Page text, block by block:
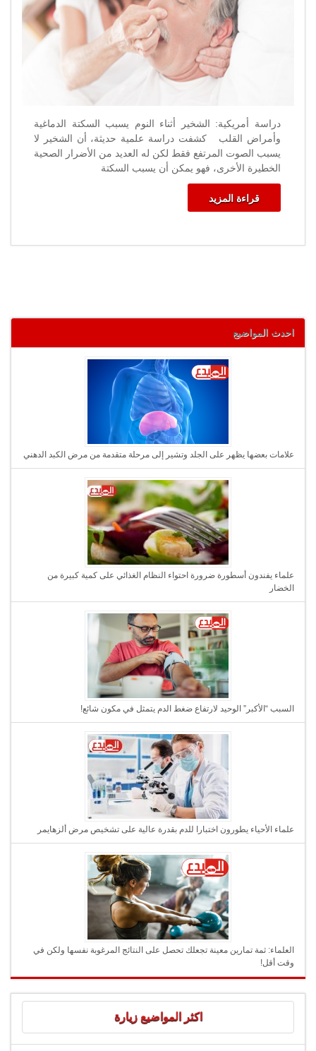
مغلقة
دراسة أمريكية: الشخير أثناء النوم يسبب السكتة الدماغية
وأمراض القلب كشفت دراسة علمية حديثة، أن الشخير لا
يسبب الصوت المرتفع فقط لكن له العديد من الأضرار الصحية
الخطيرة الأخرى، فهو يمكن أن يسبب السكتة
قراءة المزيد
احدث المواضيع
علامات بعضها يظهر على الجلد وتشير إلى مرحلة متقدمة من مرض الكبد الدهني
علماء يفندون أسطورة ضرورة احتواء النظام الغذائي على كمية كبيرة من
الخضار
السبب “الأكبر” الوحيد لارتفاع ضغط الدم يتمثل في مكون شائع!
علماء الأحياء يطورون اختبارا للدم بقدرة عالية على تشخيص مرض ألزهايمر
العلماء: ثمة تمارين معينة تجعلك تحصل على النتائج المرغوبة نفسها ولكن في
وقت أقل!
اكثر المواضيع زيارة